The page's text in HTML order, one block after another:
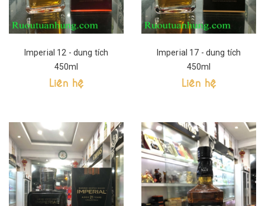
Imperial 12 - dung tích
450ml
Liên hệ
Imperial 17 - dung tích
450ml
Liên hệ